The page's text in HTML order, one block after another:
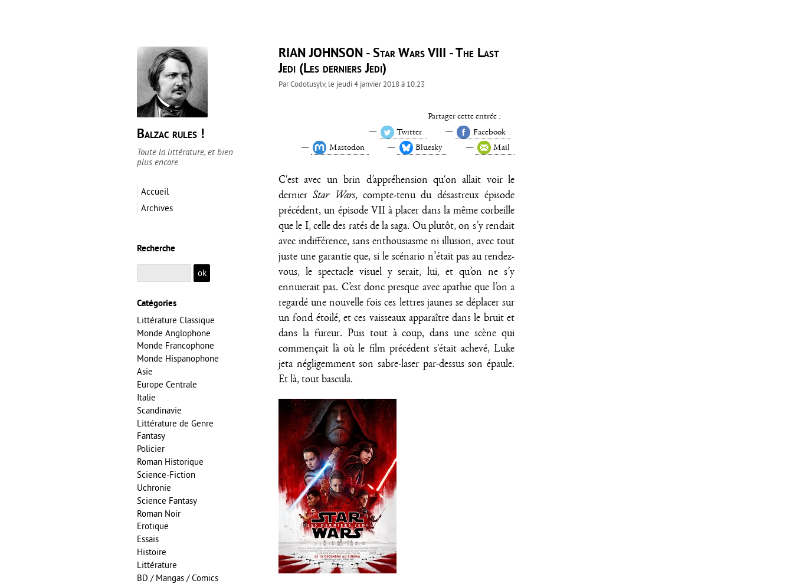
Balzac rules !
Toute la littérature, et bien
plus encore.
Accueil
Archives
RIAN JOHNSON - Star Wars VIII - The Last
Jedi (Les derniers Jedi)
ParCodotusylv, le jeudi 4 janvier 2018 à 10:23
Partager cette entrée :
Twitter
Facebook
Mastodon
Bluesky Mail
C'est avec un brin d’appréhension qu'on allait voir le
dernierStar Wars, compte-tenu du désastreux épisode
précédent, un épisode VII à placer dans la même corbeille
que le I, celle des ratés de la saga. Ou plutôt, on s’y rendait
avec indifférence, sans enthousiasme ni illusion, avec tout
juste une garantie que, si le scénario n’était pas au rendez-
vous, le spectacle visuel y serait, lui, et qu’on ne s’y
ennuierait pas. C’est donc presque avec apathie que l’on a
regardé une nouvelle fois ces lettres jaunes se déplacer sur
un fond étoilé, et ces vaisseaux apparaître dans le bruit et
dans la fureur. Puis tout à coup, dans une scène qui
commençait là où le film précédent s'était achevé, Luke
jeta négligemment son sabre-laser par-dessus son épaule.
Et là, tout bascula.
Recherche
Catégories
Littérature Classique
Monde Anglophone
Monde Francophone
Monde Hispanophone
Asie
Europe Centrale
Italie
Scandinavie
Littérature de Genre
Fantasy
Policier
Roman Historique
Science-Fiction
Uchronie
Science Fantasy
Roman Noir
Erotique
Essais
Histoire
Littérature
BD / Mangas / Comics